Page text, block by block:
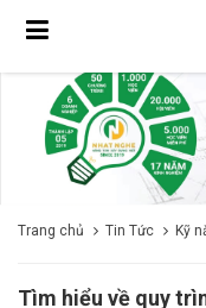
Trang chủ Tin Tức Kỹ
Tìm hiểu về quy